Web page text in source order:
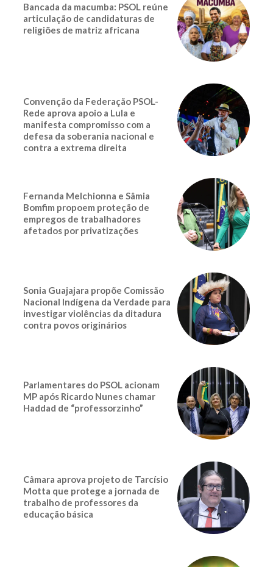
Bancada da macumba: PSOL reúne
articulação de candidaturas de
religiões de matriz africana
Convenção da Federação PSOL-
Rede aprova apoio a Lula e
manifesta compromisso com a
defesa da soberania nacional e
contra a extrema direita
Fernanda Melchionna e Sâmia
Bomfim propoem proteção de
empregos de trabalhadores
afetados por privatizações
Sonia Guajajara propõe Comissão
Nacional Indígena da Verdade para
investigar violências da ditadura
contra povos originários
Parlamentares do PSOL acionam
MP após Ricardo Nunes chamar
Haddad de “professorzinho”
Câmara aprova projeto de Tarcísio
Motta que protege a jornada de
trabalho de professores da
educação básica